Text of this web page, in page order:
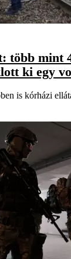
több mint
ki egy
is kórházi